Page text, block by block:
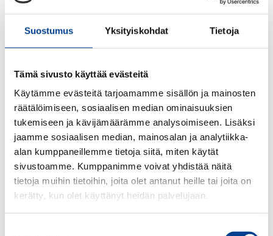
Suostumus Yksityiskohdat Tietoja
Tämä sivusto käyttää evästeitä
Käytämme evästeitä tarjoamamme sisällön ja mainosten
räätälöimiseen, sosiaalisen median ominaisuuksien
tukemiseen ja kävijämäärämme analysoimiseen. Lisäksi
jaamme sosiaalisen median, mainosalan ja analytiikka-
alan kumppaneillemme tietoja siitä, miten käytät
sivustoamme. Kumppanimme voivat yhdistää näitä
tietoja muihin tietoihin, joita olet antanut heille tai joita on
kerätty, kun olet käyttänyt heidän palvelujaan.